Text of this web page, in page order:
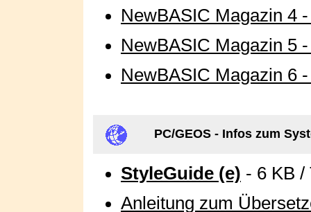
NewBASIC Magazin 4
NewBASIC Magazin 5
NewBASIC Magazin 6
PC/GEOS - Infos zum
StyleGuide (e) - 6 KB /
Anleitung zum